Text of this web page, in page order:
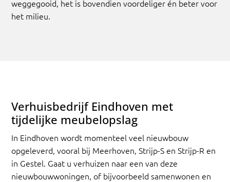
weggegooid, het is bovendien voordeliger én beter voor
het milieu.
Verhuisbedrijf Eindhoven met
tijdelijke meubelopslag
In Eindhoven wordt momenteel veel nieuwbouw
opgeleverd, vooral bij Meerhoven, Strijp-S en Strijp-R en
in Gestel. Gaat u verhuizen naar een van deze
nieuwbouwwoningen, of bijvoorbeeld samenwonen en